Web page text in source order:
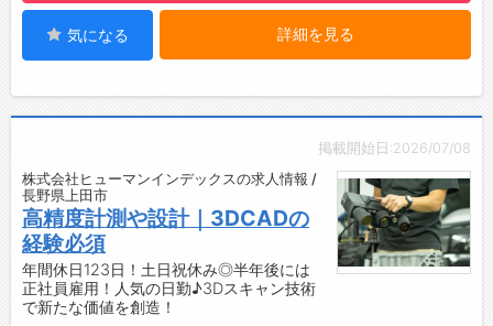
◆ご不明点はいつでもご相談ください！
即日対応!!フォロー体制もバッチリ
☆----------------------------------------
☆
◆職場見学可能！自分が働くイメージができま
す。
みなさまのご応募を心よりお待ちしております
＾＾
☆----------------------------------------
☆
・自動車部品の加工をはじめ、治工具の設計製
作、工作機械部品、建設・農業機械部品の加
工、専用機械の設計製作まで幅広く手掛けてい
・若手からベテランまで一人ひとりが活躍でき
に、技術と品質を大切にしながら成長を続け、
日本のものづくりの未来を支えています。
◆社員の健康管理に力を入れています！
・「社員の健康は会社の健康！」をモットー
に、働きやすい職場づくりを推進しています。
・社内には国家資格を持つ鍼灸師が常駐し、気
気になる 詳細を見る
掲載開始日:2026/07/08
株式会社ヒューマンインデックスの求人情報 /
長野県上田市
高精度計測や設計｜3DCADの
経験必須
年間休日123日！土日祝休み◎半年後には
正社員雇用！人気の日勤♪3Dスキャン技術
で新たな価値を創造！